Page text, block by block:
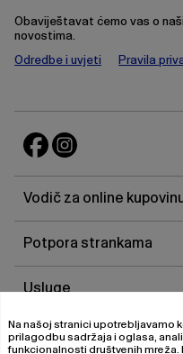
Obaviještavat ćemo vas o
novostima.
Odredbe i uvjeti
Pravila
Vodič za online
Potpora strankama
Usluge
O nama
Na našoj stranici upotrebljavamo
prilagodbu sadržaja i oglasa,
funkcionalnosti društvenih mreža.